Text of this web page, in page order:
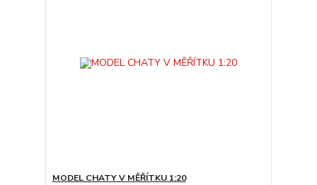
MODEL CHATY V MĚŘÍTKU 1:20